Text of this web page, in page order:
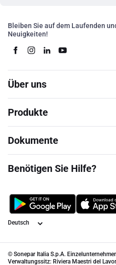
Bleiben Sie auf dem Laufenden
Neuigkeiten!
Über uns
Produkte
Dokumente
Benötigen Sie Hilfe?
Sprache
© Sonepar Italia S.p.A.
Verwaltungssitz: Riviera Maestri del